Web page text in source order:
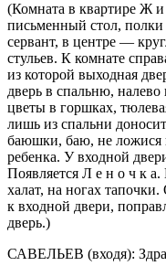
(Комната в квартире Ж и
письменный стол,
сервант, в центре —
стульев. К комнате
из которой выходная
дверь в спальню,
цветы в горшках,
лишь из спальни
баюшки, баю, не ложися
ребенка. У входной
Появляется Л е н о ч к
халат, на ногах тапочки.
к входной двери,
дверь.)
САВЕЛЬЕВ (входя):